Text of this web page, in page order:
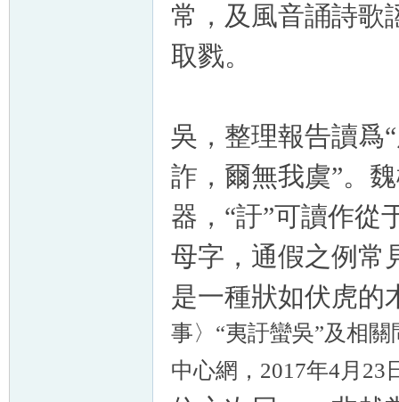
常，及風音誦詩歌
取戮。
吳，整理報告讀爲
詐，爾無我虞”。
器，“訏”可讀作從
母字，通假之例常
是一種狀如伏虎的
事〉“夷訏蠻吳”及相
中心網，2017年4月23